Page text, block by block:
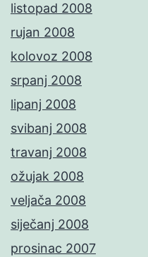
listopad 2008
rujan 2008
kolovoz 2008
srpanj 2008
lipanj 2008
svibanj 2008
travanj 2008
ožujak 2008
veljača 2008
siječanj 2008
prosinac 2007